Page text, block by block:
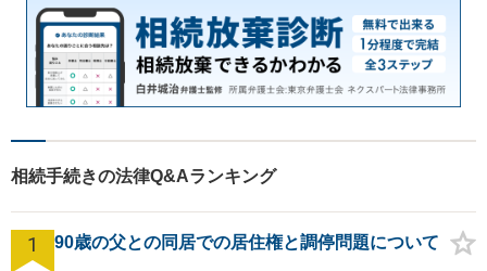
相続手続きの法律Q&Aランキング
1 90歳の父との同居での居住権と調停問題について